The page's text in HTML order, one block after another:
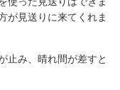
が見送りに来てくれま
止み、晴れ間が差すと